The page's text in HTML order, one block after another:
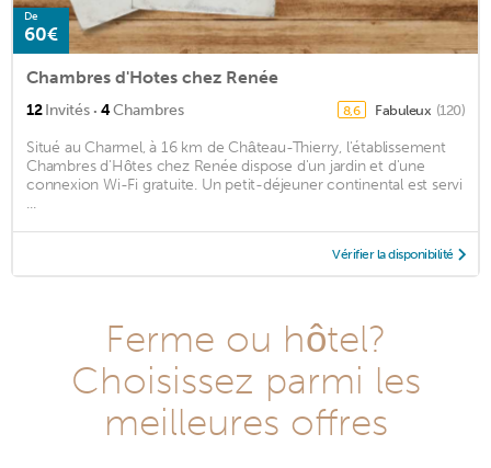
De
60€
Chambres d'Hotes chez Renée
12Invités · 4Chambres 8,6 Fabuleux (120)
Situé au Charmel, à 16 km de Château-Thierry, l'établissement
Chambres d'Hôtes chez Renée dispose d'un jardin et d'une
connexion Wi-Fi gratuite. Un petit-déjeuner continental est servi
...
Vérifier la disponibilité
Ferme ou hôtel?
Choisissez parmi les
meilleures offres